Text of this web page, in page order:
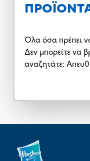
Όλα όσα πρέπει
Δεν μπορείτε να
αναζητάτε;